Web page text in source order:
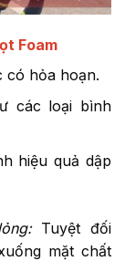
Foam
có hỏa hoạn.
các loại bình
hiệu quả dập
Tuyệt đối
mặt chất